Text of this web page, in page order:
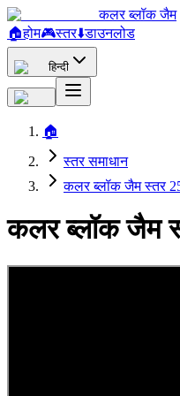
कलर ब्लॉक जैम
🏠होम🎮स्तर⬇️डाउनलोड
हिन्दी
🏠
स्तर समाधान
कलर ब्लॉक जैम स्तर
कलर ब्लॉक जैम